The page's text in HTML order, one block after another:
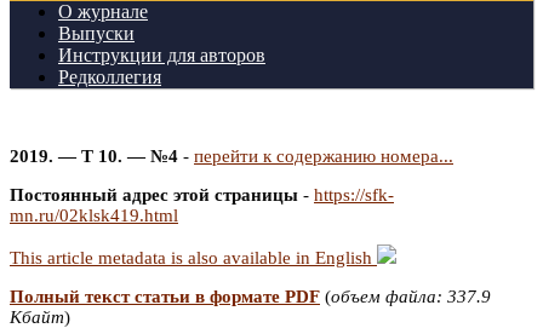
О журнале
Выпуски
Инструкции для авторов
Редколлегия
2019. — Т 10. — №4 - перейти к содержанию номера...
Постоянный адрес этой страницы - https://sfk-
mn.ru/02klsk419.html
This article metadata is also available in English
Полный текст статьи в формате PDF (объем файла: 337.9
Кбайт)